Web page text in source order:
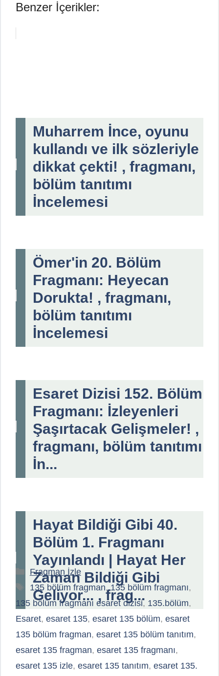
Benzer İçerikler:
Muharrem İnce, oyunu
kullandı ve ilk sözleriyle
dikkat çekti! , fragmanı,
bölüm tanıtımı
İncelemesi
Ömer'in 20. Bölüm
Fragmanı: Heyecan
Dorukta! , fragmanı,
bölüm tanıtımı
İncelemesi
Esaret Dizisi 152. Bölüm
Fragmanı: İzleyenleri
Şaşırtacak Gelişmeler! ,
fragmanı, bölüm tanıtımı
İn...
Hayat Bildiği Gibi 40.
Bölüm 1. Fragmanı
Yayınlandı | Hayat Her
Zaman Bildiği Gibi
Geliyor... , frag...
Kategoriler
Fragman İzle
Etiketler
135 bölüm fragman,135 bölüm fragmanı,
135 bölüm fragmanı esaret dizisi, 135.bölüm,
Esaret, esaret 135, esaret 135 bölüm, esaret
135 bölüm fragman, esaret 135 bölüm tanıtım,
esaret 135 fragman, esaret 135 fragmanı,
esaret 135 izle, esaret 135 tanıtım, esaret 135.